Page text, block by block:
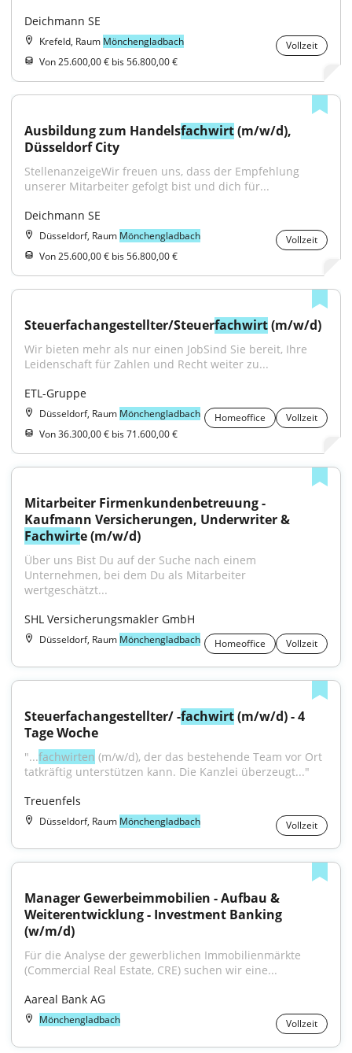
Deichmann SE
Krefeld, Raum Mönchengladbach
Vollzeit
Von 25.600,00 € bis 56.800,00 €
Ausbildung zum Handelsfachwirt (m/w/d),
Düsseldorf City
StellenanzeigeWir freuen uns, dass der Empfehlung
unserer Mitarbeiter gefolgt bist und dich für...
Deichmann SE
Düsseldorf, Raum Mönchengladbach
Vollzeit
Von 25.600,00 € bis 56.800,00 €
Steuerfachangestellter/Steuerfachwirt (m/w/d)
Wir bieten mehr als nur einen JobSind Sie bereit, Ihre
Leidenschaft für Zahlen und Recht weiter zu...
ETL-Gruppe
Düsseldorf, Raum Mönchengladbach Homeoffice
Vollzeit
Von 36.300,00 € bis 71.600,00 €
Mitarbeiter Firmenkundenbetreuung -
Fachwirte (m/w/d)
Über uns Bist Du auf der Suche nach einem
Unternehmen, bei dem Du als Mitarbeiter
wertgeschätzt...
SHL Versicherungsmakler GmbH
Düsseldorf, Raum Mönchengladbach Homeoffice Vollzeit
Steuerfachangestellter/ -fachwirt (m/w/d) - 4
Tage Woche
"...fachwirten (m/w/d), der das bestehende Team vor Ort
tatkräftig unterstützen kann. Die Kanzlei überzeugt..."
Treuenfels
Düsseldorf, Raum Mönchengladbach Vollzeit
Manager Gewerbeimmobilien - Aufbau &
Weiterentwicklung - Investment Banking
(w/m/d)
Für die Analyse der gewerblichen Immobilienmärkte
(Commercial Real Estate, CRE) suchen wir eine...
Aareal Bank AG
Mönchengladbach Vollzeit